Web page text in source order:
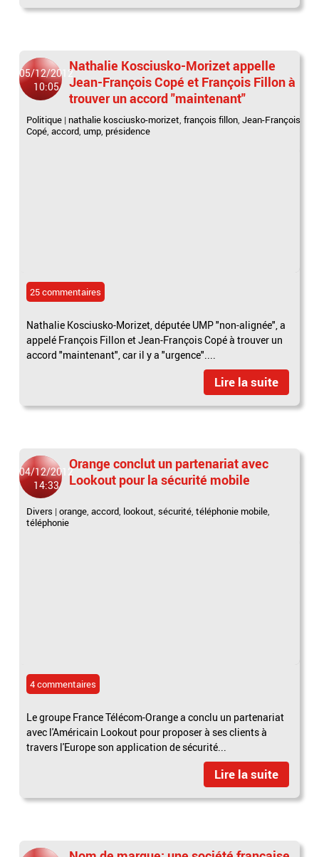
05/12/2012
10:05
Nathalie Kosciusko-Morizet appelle
Jean-François Copé et François Fillon à
trouver un accord "maintenant"
Politique | nathalie kosciusko-morizet ,françois fillon ,Jean-François
Copé ,accord ,ump présidence
25 commentaires
Nathalie Kosciusko-Morizet, députée UMP "non-alignée", a
appelé François Fillon et Jean-François Copé à trouver un
accord "maintenant", car il y a "urgence"....
Lire la suite
04/12/2012
14:33
Orange conclut un partenariat avec
Lookout pour la sécurité mobile
Divers |orange,accord, lookout,sécurité,téléphonie mobile,
téléphonie
4 commentaires
Le groupe France Télécom-Orange a conclu un partenariat
avec l'Américain Lookout pour proposer à ses clients à
travers l'Europe son application de sécurité...
Lire la suite